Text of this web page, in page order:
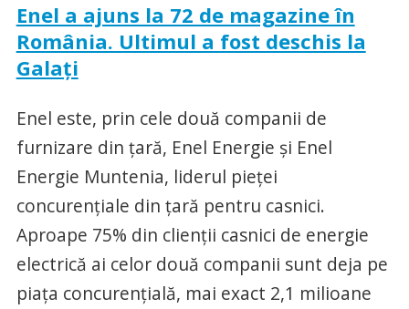
Enel a ajuns la 72 de magazine în
România. Ultimul a fost deschis la
Galați
Enel este, prin cele două companii de
furnizare din țară, Enel Energie și Enel
Energie Muntenia, liderul pieței
concurențiale din țară pentru casnici.
Aproape 75% din clienții casnici de energie
electrică ai celor două companii sunt deja pe
piața concurențială, mai exact 2,1 milioane